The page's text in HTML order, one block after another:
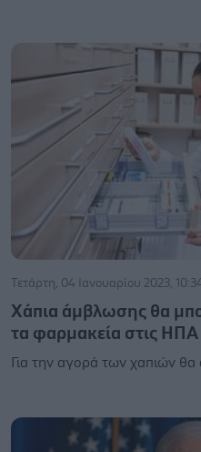
Τετάρτη, 04 Ιανουαρίου 2023,
Χάπια άμβλωσης θα
τα φαρμακεία στις ΗΠΑ
Για την αγορά των χαπιών θα